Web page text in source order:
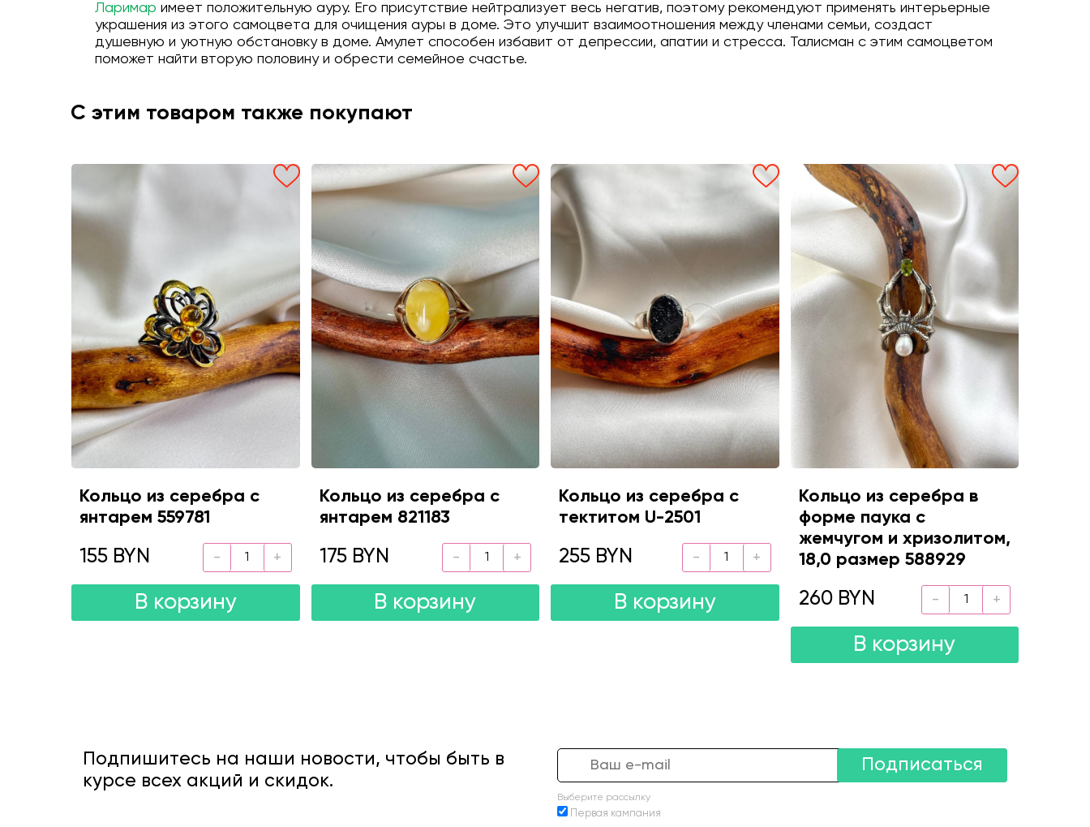
Ларимар имеет положительную ауру. Его присутствие нейтрализует весь негатив, поэтому рекомендуют применять интерьерные
украшения из этого самоцвета для очищения ауры в доме. Это улучшит взаимоотношения между членами семьи, создаст
душевную и уютную обстановку в доме. Амулет способен избавит от депрессии, апатии и стресса. Талисман с этим самоцветом
поможет найти вторую половину и обрести семейное счастье.
С этим товаром также покупают
Кольцо из серебра с
янтарем 559781
155 BYN
В корзину
Кольцо из серебра с
янтарем 821183
175 BYN
В корзину
Кольцо из серебра с
тектитом U-2501
255 BYN
В корзину
Кольцо из серебра в
форме паука с
жемчугом и хризолитом,
18,0 размер 588929
260 BYN
В корзину
Подпишитесь на наши новости, чтобы быть в
курсе всех акций и скидок.
Подписаться
Выберите рассылку
Первая кампания